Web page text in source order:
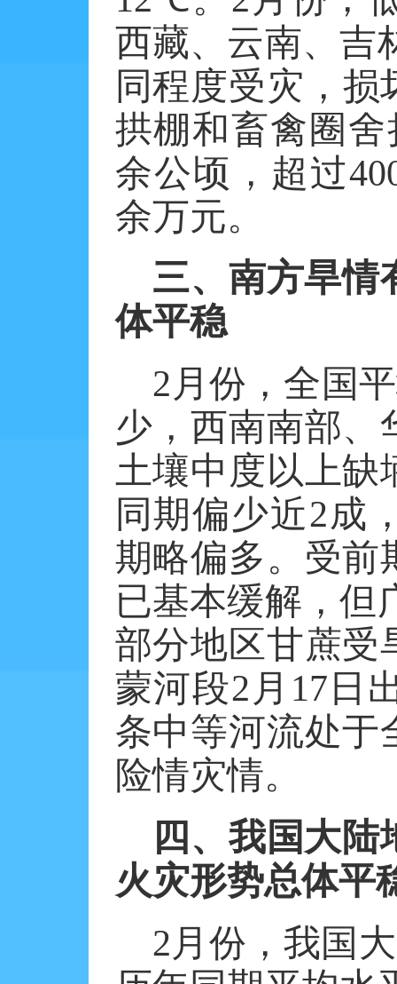
西藏、云南、吉
同程度受灾，损
拱棚和畜禽圈
余公顷，超过
余万元。
三、南方旱情
体平稳
2 月份，全国
少，西南南部、
土壤中度以上缺
同期偏少近2成
期略偏多。受前
已基本缓解，但
部分地区甘蔗受
蒙河段2 月 17 日
条中等河流处于
险情灾情。
四、我国大
火灾形势总体平
2 月份，我国